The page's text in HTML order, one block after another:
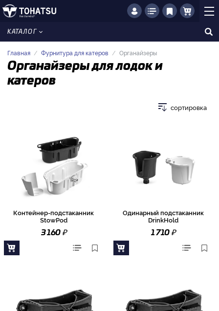
КАТАЛОГ
Главная Фурнитура для катеров Органайзеры
Органайзеры для лодок и
катеров
сортировка
Контейнер-подстаканник
StowPod
3 160₽
Одинарный подстаканник
DrinkHold
1 710₽